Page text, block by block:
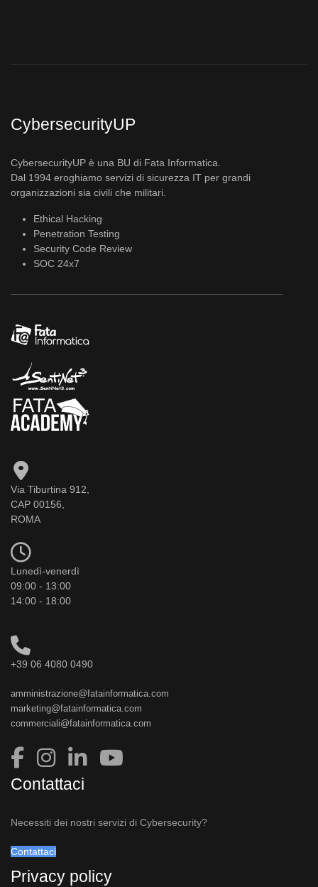
CybersecurityUP
CybersecurityUP è una BU di Fata Informatica.
Dal 1994 eroghiamo servizi di sicurezza IT per grandi
organizzazioni sia civili che militari.
Ethical Hacking
Penetration Testing
Security Code Review
SOC 24x7
Via Tiburtina 912,
CAP 00156,
ROMA
Lunedì-venerdì
09:00 - 13:00
14:00 - 18:00
+39 06 4080 0490
amministrazione@fatainformatica.com
marketing@fatainformatica.com
commerciali@fatainformatica.com
Contattaci
Necessiti dei nostri servizi di Cybersecurity?
Contattaci
Privacy policy